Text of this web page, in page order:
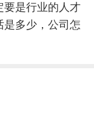
要是行业的人才
是多少，公司怎